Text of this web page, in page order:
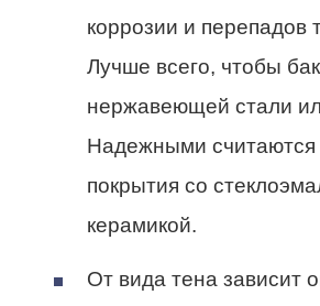
коррозии и перепадов
Лучше всего, чтобы
нержавеющей стали
Надежными считаются
покрытия со
керамикой.
От вида тена зависит